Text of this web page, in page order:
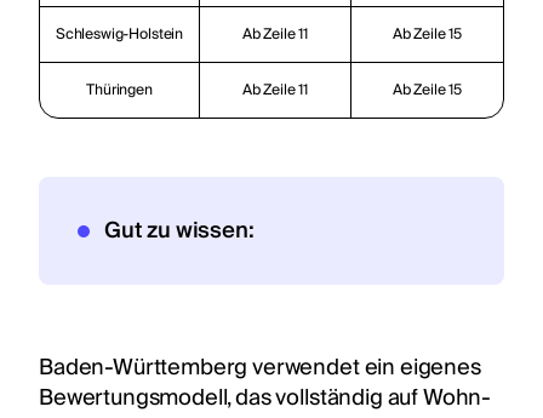
Schleswig-Holstein Ab Zeile 11 Ab Zeile 15
Thüringen Ab Zeile 11 Ab Zeile 15
Gut zu wissen:
Baden-Württemberg verwendet ein eigenes
Bewertungsmodell, das vollständig auf Wohn-